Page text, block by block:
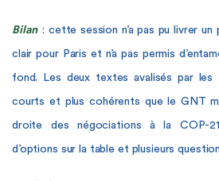
Bilan : cette session n’a pas pu livrer
clair pour Paris et n’a pas permis
fond. Les deux textes avalisés par
courts et plus cohérents que le GNT
droite des négociations à la COP-
d’options sur la table et plusieurs